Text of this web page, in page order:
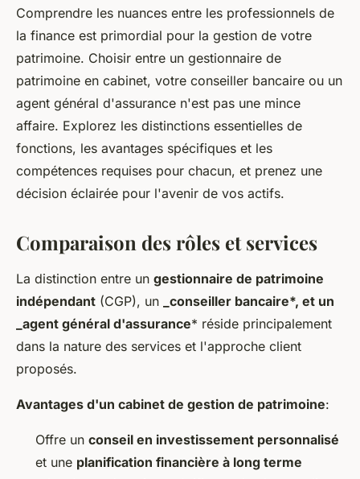
Quelle différence entre un
gestionnaire de patrimoine en
cabinet et mon conseiller
bancaire ou mon agent
général d'assurance ?
Comprendre les nuances entre les professionnels de
la finance est primordial pour la gestion de votre
patrimoine. Choisir entre un gestionnaire de
patrimoine en cabinet, votre conseiller bancaire ou un
agent général d'assurance n'est pas une mince
affaire. Explorez les distinctions essentielles de
fonctions, les avantages spécifiques et les
compétences requises pour chacun, et prenez une
décision éclairée pour l'avenir de vos actifs.
Comparaison des rôles et services
La distinction entre un gestionnaire de patrimoine
indépendant (CGP), un
_conseiller bancaire*, et un
_agent général d'assurance* réside principalement
dans la nature des services et l'approche client
proposés.
Avantages d'un cabinet de gestion de patrimoine:
Offre un conseil en investissement personnalisé
et une planification financière à long terme